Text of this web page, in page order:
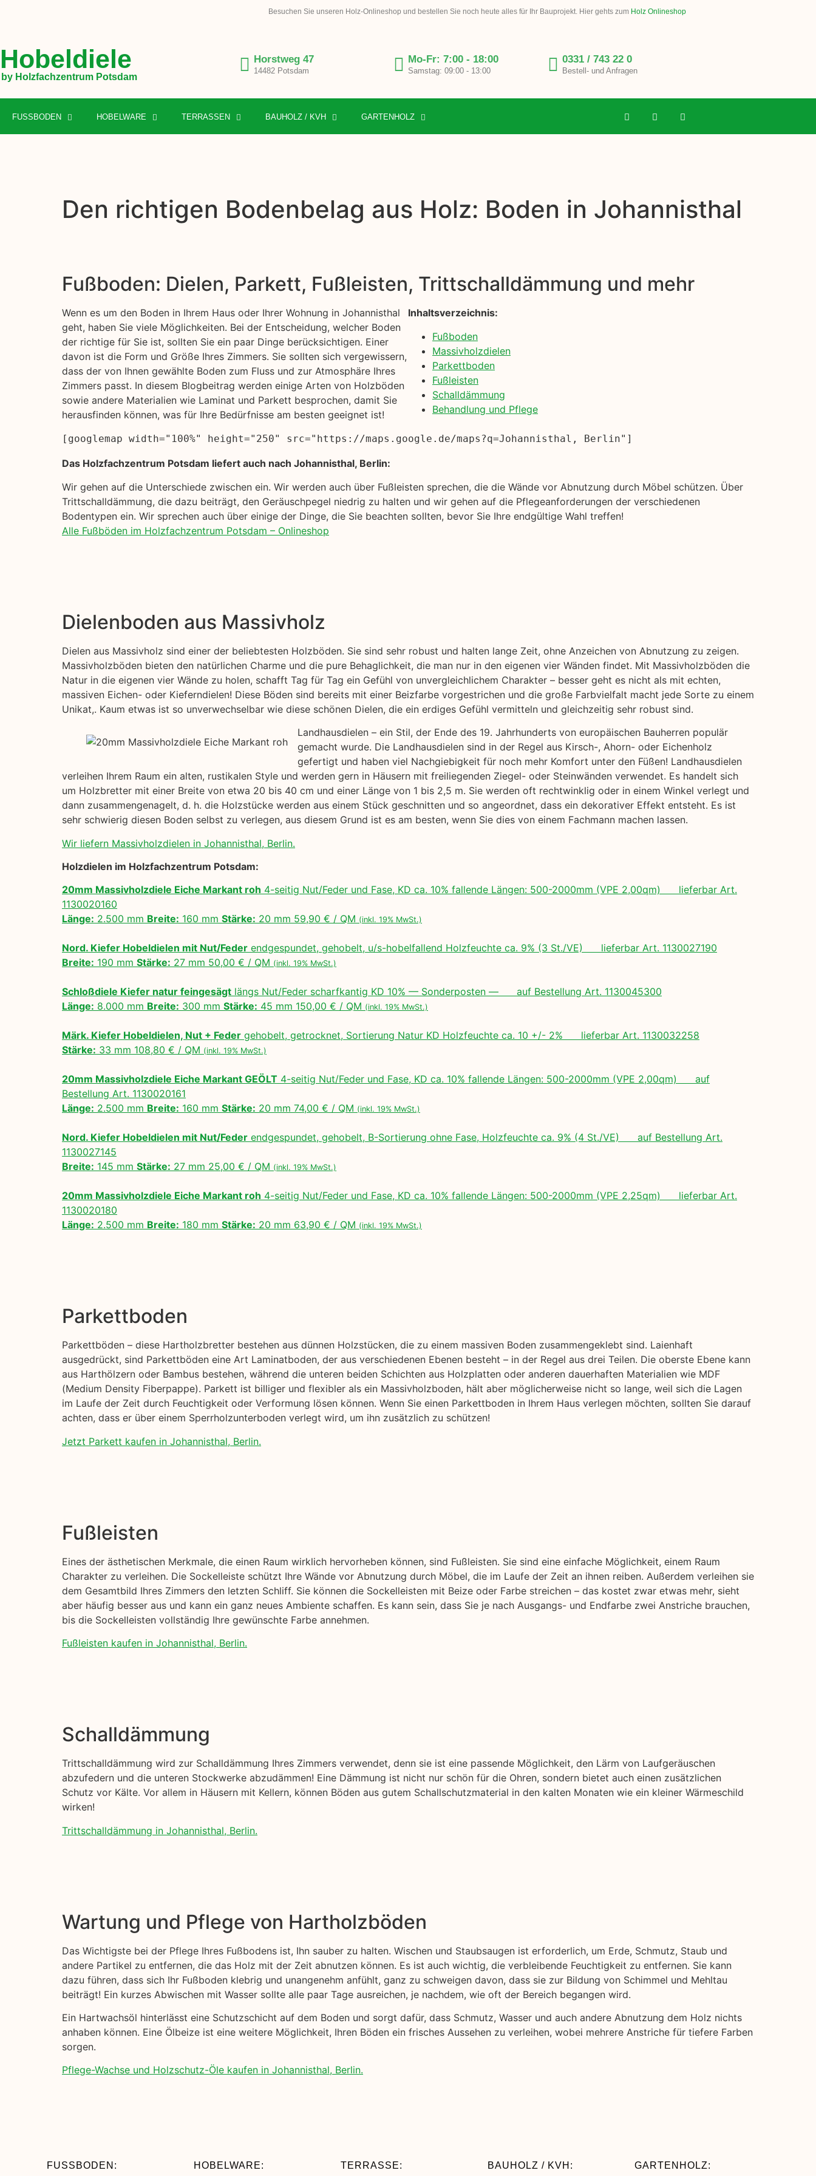
Besuchen Sie unseren Holz-Onlineshop und bestellen Sie noch heute alles für Ihr Bauprojekt. Hier gehts zum Holz Onlineshop
Hobeldiele
by Holzfachzentrum Potsdam
Horstweg 47
14482 Potsdam
Mo-Fr: 7:00 - 18:00
Samstag: 09:00 - 13:00
0331 / 743 22 0
Bestell- und Anfragen
FUSSBODEN HOBELWARE TERRASSEN BAUHOLZ / KVH GARTENHOLZ
Den richtigen Bodenbelag aus Holz: Boden in Johannisthal
Fußboden: Dielen, Parkett, Fußleisten, Trittschalldämmung und mehr
Wenn es um den Boden in Ihrem Haus oder Ihrer Wohnung in Johannisthal
geht, haben Sie viele Möglichkeiten. Bei der Entscheidung, welcher Boden
der richtige für Sie ist, sollten Sie ein paar Dinge berücksichtigen. Einer
davon ist die Form und Größe Ihres Zimmers. Sie sollten sich vergewissern,
dass der von Ihnen gewählte Boden zum Fluss und zur Atmosphäre Ihres
Zimmers passt. In diesem Blogbeitrag werden einige Arten von Holzböden
sowie andere Materialien wie Laminat und Parkett besprochen, damit Sie
herausfinden können, was für Ihre Bedürfnisse am besten geeignet ist!
Inhaltsverzeichnis:
Fußboden
Massivholzdielen
Parkettboden
Fußleisten
Schalldämmung
Behandlung und Pflege
[googlemap width="100%" height="250" src="https://maps.google.de/maps?q=Johannisthal, Berlin"]
Das Holzfachzentrum Potsdam liefert auch nach Johannisthal, Berlin:
Wir gehen auf die Unterschiede zwischen ein. Wir werden auch über Fußleisten sprechen, die die Wände vor Abnutzung durch Möbel schützen. Über
Trittschalldämmung, die dazu beiträgt, den Geräuschpegel niedrig zu halten und wir gehen auf die Pflegeanforderungen der verschiedenen
Bodentypen ein. Wir sprechen auch über einige der Dinge, die Sie beachten sollten, bevor Sie Ihre endgültige Wahl treffen!
Alle Fußböden im Holzfachzentrum Potsdam – Onlineshop
Dielenboden aus Massivholz
Dielen aus Massivholz sind einer der beliebtesten Holzböden. Sie sind sehr robust und halten lange Zeit, ohne Anzeichen von Abnutzung zu zeigen.
Massivholzböden bieten den natürlichen Charme und die pure Behaglichkeit, die man nur in den eigenen vier Wänden findet. Mit Massivholzböden die
Natur in die eigenen vier Wände zu holen, schafft Tag für Tag ein Gefühl von unvergleichlichem Charakter – besser geht es nicht als mit echten,
massiven Eichen- oder Kieferndielen! Diese Böden sind bereits mit einer Beizfarbe vorgestrichen und die große Farbvielfalt macht jede Sorte zu einem
Unikat,. Kaum etwas ist so unverwechselbar wie diese schönen Dielen, die ein erdiges Gefühl vermitteln und gleichzeitig sehr robust sind.
Landhausdielen – ein Stil, der Ende des 19. Jahrhunderts von europäischen Bauherren populär
gemacht wurde. Die Landhausdielen sind in der Regel aus Kirsch-, Ahorn- oder Eichenholz
gefertigt und haben viel Nachgiebigkeit für noch mehr Komfort unter den Füßen! Landhausdielen
verleihen Ihrem Raum ein alten, rustikalen Style und werden gern in Häusern mit freiliegenden Ziegel- oder Steinwänden verwendet. Es handelt sich
um Holzbretter mit einer Breite von etwa 20 bis 40 cm und einer Länge von 1 bis 2,5 m. Sie werden oft rechtwinklig oder in einem Winkel verlegt und
dann zusammengenagelt, d. h. die Holzstücke werden aus einem Stück geschnitten und so angeordnet, dass ein dekorativer Effekt entsteht. Es ist
sehr schwierig diesen Boden selbst zu verlegen, aus diesem Grund ist es am besten, wenn Sie dies von einem Fachmann machen lassen.
Wir liefern Massivholzdielen in Johannisthal, Berlin.
Holzdielen im Holzfachzentrum Potsdam:
20mm Massivholzdiele Eiche Markant roh 4-seitig Nut/Feder und Fase, KD ca. 10% fallende Längen: 500-2000mm (VPE 2,00qm) lieferbar Art.
1130020160
Länge: 2.500 mm Breite: 160 mm Stärke: 20 mm 59,90 € / QM (inkl. 19% MwSt.)
Nord. Kiefer Hobeldielen mit Nut/Feder endgespundet, gehobelt, u/s-hobelfallend Holzfeuchte ca. 9% (3 St./VE) lieferbar Art. 1130027190
Breite: 190 mm Stärke: 27 mm 50,00 € / QM (inkl. 19% MwSt.)
Schloßdiele Kiefer natur feingesägt längs Nut/Feder scharfkantig KD 10% — Sonderposten — auf Bestellung Art. 1130045300
Länge: 8.000 mm Breite: 300 mm Stärke: 45 mm 150,00 € / QM (inkl. 19% MwSt.)
Märk. Kiefer Hobeldielen, Nut + Feder gehobelt, getrocknet, Sortierung Natur KD Holzfeuchte ca. 10 +/- 2% lieferbar Art. 1130032258
Stärke: 33 mm 108,80 € / QM (inkl. 19% MwSt.)
20mm Massivholzdiele Eiche Markant GEÖLT 4-seitig Nut/Feder und Fase, KD ca. 10% fallende Längen: 500-2000mm (VPE 2,00qm) auf
Bestellung Art. 1130020161
Länge: 2.500 mm Breite: 160 mm Stärke: 20 mm 74,00 € / QM (inkl. 19% MwSt.)
Nord. Kiefer Hobeldielen mit Nut/Feder endgespundet, gehobelt, B-Sortierung ohne Fase, Holzfeuchte ca. 9% (4 St./VE) auf Bestellung Art.
1130027145
Breite: 145 mm Stärke: 27 mm 25,00 € / QM (inkl. 19% MwSt.)
20mm Massivholzdiele Eiche Markant roh 4-seitig Nut/Feder und Fase, KD ca. 10% fallende Längen: 500-2000mm (VPE 2,25qm) lieferbar Art.
1130020180
Länge: 2.500 mm Breite: 180 mm Stärke: 20 mm 63,90 € / QM (inkl. 19% MwSt.)
Parkettboden
Parkettböden – diese Hartholzbretter bestehen aus dünnen Holzstücken, die zu einem massiven Boden zusammengeklebt sind. Laienhaft
ausgedrückt, sind Parkettböden eine Art Laminatboden, der aus verschiedenen Ebenen besteht – in der Regel aus drei Teilen. Die oberste Ebene kann
aus Harthölzern oder Bambus bestehen, während die unteren beiden Schichten aus Holzplatten oder anderen dauerhaften Materialien wie MDF
(Medium Density Fiberpappe). Parkett ist billiger und flexibler als ein Massivholzboden, hält aber möglicherweise nicht so lange, weil sich die Lagen
im Laufe der Zeit durch Feuchtigkeit oder Verformung lösen können. Wenn Sie einen Parkettboden in Ihrem Haus verlegen möchten, sollten Sie darauf
achten, dass er über einem Sperrholzunterboden verlegt wird, um ihn zusätzlich zu schützen!
Jetzt Parkett kaufen in Johannisthal, Berlin.
Fußleisten
Eines der ästhetischen Merkmale, die einen Raum wirklich hervorheben können, sind Fußleisten. Sie sind eine einfache Möglichkeit, einem Raum
Charakter zu verleihen. Die Sockelleiste schützt Ihre Wände vor Abnutzung durch Möbel, die im Laufe der Zeit an ihnen reiben. Außerdem verleihen sie
dem Gesamtbild Ihres Zimmers den letzten Schliff. Sie können die Sockelleisten mit Beize oder Farbe streichen – das kostet zwar etwas mehr, sieht
aber häufig besser aus und kann ein ganz neues Ambiente schaffen. Es kann sein, dass Sie je nach Ausgangs- und Endfarbe zwei Anstriche brauchen,
bis die Sockelleisten vollständig Ihre gewünschte Farbe annehmen.
Fußleisten kaufen in Johannisthal, Berlin.
Schalldämmung
Trittschalldämmung wird zur Schalldämmung Ihres Zimmers verwendet, denn sie ist eine passende Möglichkeit, den Lärm von Laufgeräuschen
abzufedern und die unteren Stockwerke abzudämmen! Eine Dämmung ist nicht nur schön für die Ohren, sondern bietet auch einen zusätzlichen
Schutz vor Kälte. Vor allem in Häusern mit Kellern, können Böden aus gutem Schallschutzmaterial in den kalten Monaten wie ein kleiner Wärmeschild
wirken!
Trittschalldämmung in Johannisthal, Berlin.
Wartung und Pflege von Hartholzböden
Das Wichtigste bei der Pflege Ihres Fußbodens ist, Ihn sauber zu halten. Wischen und Staubsaugen ist erforderlich, um Erde, Schmutz, Staub und
andere Partikel zu entfernen, die das Holz mit der Zeit abnutzen können. Es ist auch wichtig, die verbleibende Feuchtigkeit zu entfernen. Sie kann
dazu führen, dass sich Ihr Fußboden klebrig und unangenehm anfühlt, ganz zu schweigen davon, dass sie zur Bildung von Schimmel und Mehltau
beiträgt! Ein kurzes Abwischen mit Wasser sollte alle paar Tage ausreichen, je nachdem, wie oft der Bereich begangen wird.
Ein Hartwachsöl hinterlässt eine Schutzschicht auf dem Boden und sorgt dafür, dass Schmutz, Wasser und auch andere Abnutzung dem Holz nichts
anhaben können. Eine Ölbeize ist eine weitere Möglichkeit, Ihren Böden ein frisches Aussehen zu verleihen, wobei mehrere Anstriche für tiefere Farben
sorgen.
Pflege-Wachse und Holzschutz-Öle kaufen in Johannisthal, Berlin.
FUSSBODEN: HOBELWARE: TERRASSE: BAUHOLZ / KVH: GARTENHOLZ: